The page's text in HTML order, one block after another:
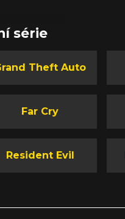
série
Theft Auto
Far Cry
Resident Evil